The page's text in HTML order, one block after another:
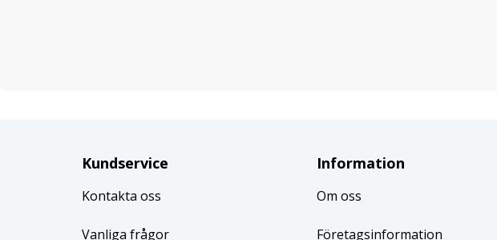
Kundservice
Kontakta oss
Vanliga frågor
Information
Om oss
Företagsinformation